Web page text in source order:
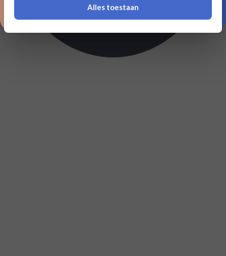
Alles toestaan